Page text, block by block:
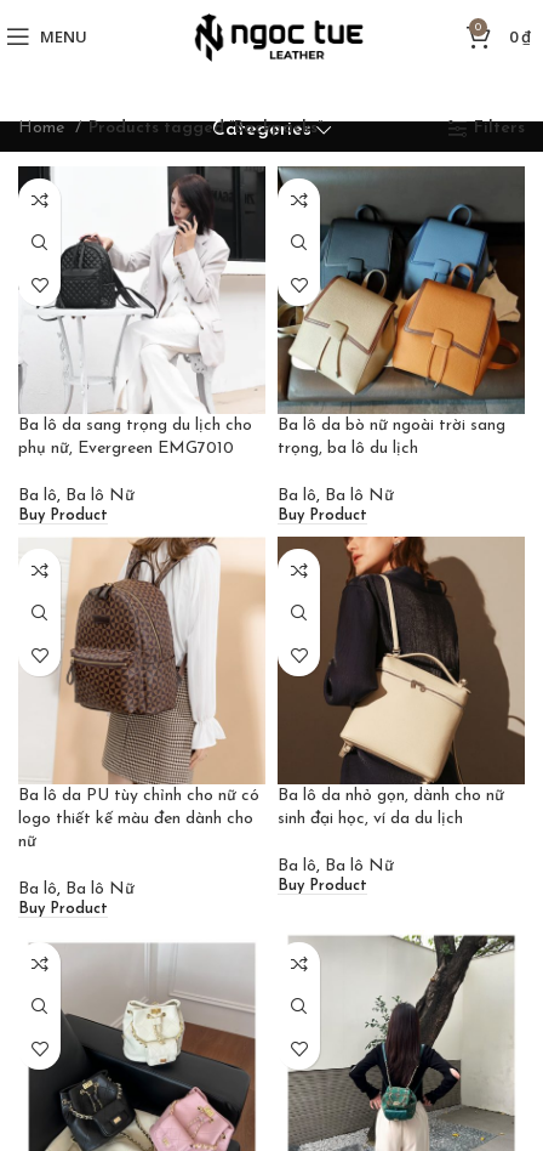
MENU 0 0₫
Categories
Home Products tagged “Backpacks” Filters
Ba lô da sang trọng du lịch cho
phụ nữ, Evergreen EMG7010
Ba lô, Ba lô Nữ
Buy Product
Ba lô da bò nữ ngoài trời sang
trọng, ba lô du lịch
Ba lô, Ba lô Nữ
Buy Product
Ba lô da PU tùy chỉnh cho nữ có
logo thiết kế màu đen dành cho
nữ
Ba lô, Ba lô Nữ
Buy Product
Ba lô da nhỏ gọn, dành cho nữ
sinh đại học, ví da du lịch
Ba lô, Ba lô Nữ
Buy Product